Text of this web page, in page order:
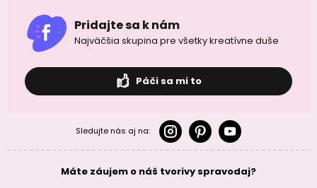
Pridajte sa k nám
Najväčšia skupina pre všetky kreatívne duše
Páči sa mi to
Sledujte nás aj na:
Máte záujem o náš tvorivy spravodaj?